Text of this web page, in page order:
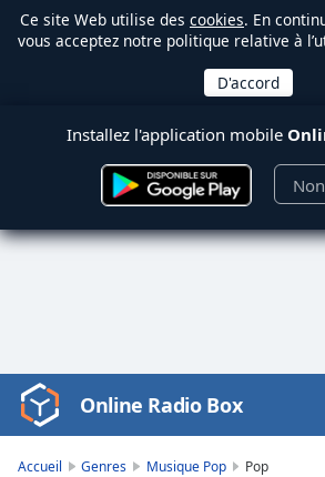
Ce site Web utilise des cookies. En
vous acceptez notre politique relative à
Installez l'application mobile
Video
Player
Online Radio Box
Accueil Genres Musique Pop Pop